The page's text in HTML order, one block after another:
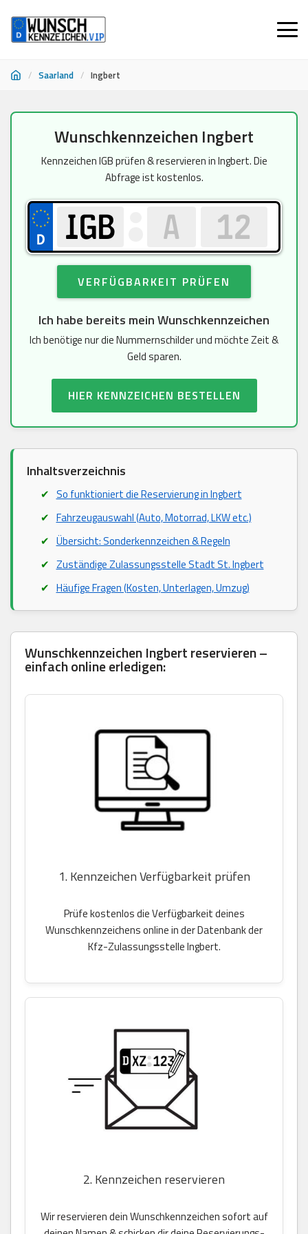
/ Saarland / Ingbert
springen
Wunschkennzeichen Ingbert
Kennzeichen IGB prüfen & reservieren in Ingbert. Die
Abfrage ist kostenlos.
VERFÜGBARKEIT PRÜFEN
Ich habe bereits mein Wunschkennzeichen
Ich benötige nur die Nummernschilder und möchte Zeit &
Geld sparen.
HIER KENNZEICHEN BESTELLEN
Inhaltsverzeichnis
So funktioniert die Reservierung in Ingbert
Fahrzeugauswahl (Auto, Motorrad, LKW etc.)
Übersicht: Sonderkennzeichen & Regeln
Zuständige Zulassungsstelle Stadt St. Ingbert
Häufige Fragen (Kosten, Unterlagen, Umzug)
Wunschkennzeichen Ingbert reservieren –
einfach online erledigen:
1. Kennzeichen Verfügbarkeit prüfen
Prüfe kostenlos die Verfügbarkeit deines
Wunschkennzeichens online in der Datenbank der
Kfz-Zulassungsstelle Ingbert.
2. Kennzeichen reservieren
Wir reservieren dein Wunschkennzeichen sofort auf